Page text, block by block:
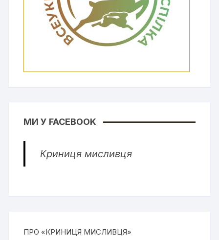
МИ У FACEBOOK
Криниця мисливця
ПРО «КРИНИЦЯ МИСЛИВЦЯ»